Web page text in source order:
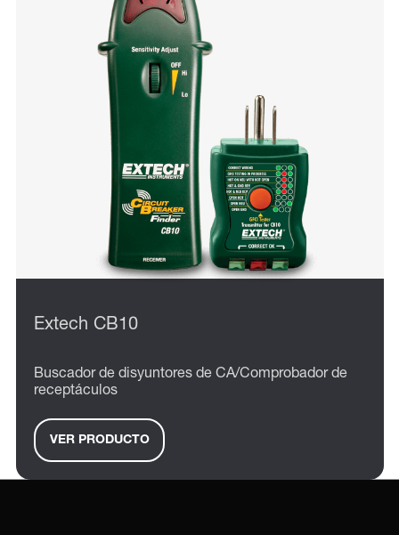
Extech CB10
Buscador de disyuntores de CA/Comprobador de
receptáculos
VER PRODUCTO